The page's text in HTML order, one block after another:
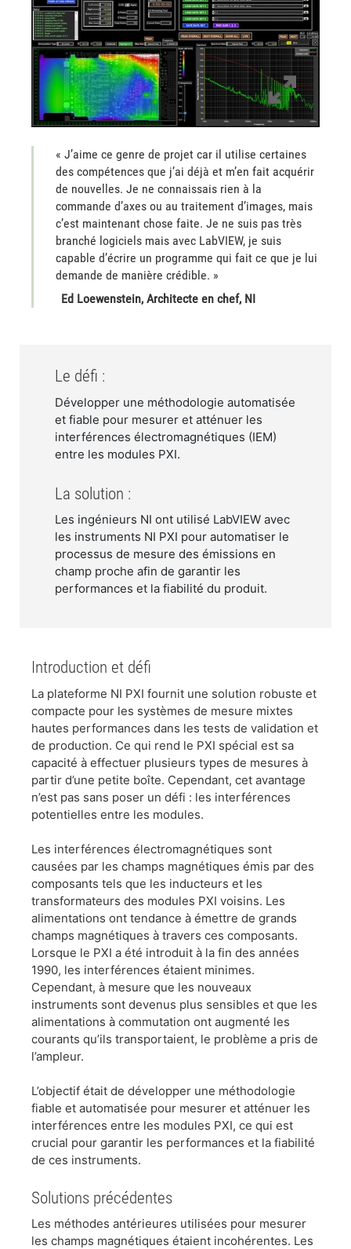
« J’aime ce genre de projet car il utilise certaines
des compétences que j’ai déjà et m’en fait acquérir
de nouvelles. Je ne connaissais rien à la
commande d’axes ou au traitement d’images, mais
c’est maintenant chose faite. Je ne suis pas très
branché logiciels mais avec LabVIEW, je suis
capable d’écrire un programme qui fait ce que je lui
demande de manière crédible. »
​Ed Loewenstein, Architecte en chef, NI
Le défi :
Développer une méthodologie automatisée
et fiable pour mesurer et atténuer les
interférences électromagnétiques (IEM)
entre les modules PXI.
La solution :
Les ingénieurs NI ont utilisé LabVIEW avec
les instruments NI PXI pour automatiser le
processus de mesure des émissions en
champ proche afin de garantir les
performances et la fiabilité du produit.
Introduction et défi
La plateforme NI PXI fournit une solution robuste et
compacte pour les systèmes de mesure mixtes
hautes performances dans les tests de validation et
de production. Ce qui rend le PXI spécial est sa
capacité à effectuer plusieurs types de mesures à
partir d’une petite boîte. Cependant, cet avantage
n’est pas sans poser un défi : les interférences
potentielles entre les modules.
​Les interférences électromagnétiques sont
causées par les champs magnétiques émis par des
composants tels que les inducteurs et les
transformateurs des modules PXI voisins. Les
alimentations ont tendance à émettre de grands
champs magnétiques à travers ces composants.
Lorsque le PXI a été introduit à la fin des années
1990, les interférences étaient minimes.
Cependant, à mesure que les nouveaux
instruments sont devenus plus sensibles et que les
alimentations à commutation ont augmenté les
courants qu’ils transportaient, le problème a pris de
l’ampleur.
​L’objectif était de développer une méthodologie
fiable et automatisée pour mesurer et atténuer les
interférences entre les modules PXI, ce qui est
crucial pour garantir les performances et la fiabilité
de ces instruments.
​Solutions précédentes
​Les méthodes antérieures utilisées pour mesurer
les champs magnétiques étaient incohérentes. Les